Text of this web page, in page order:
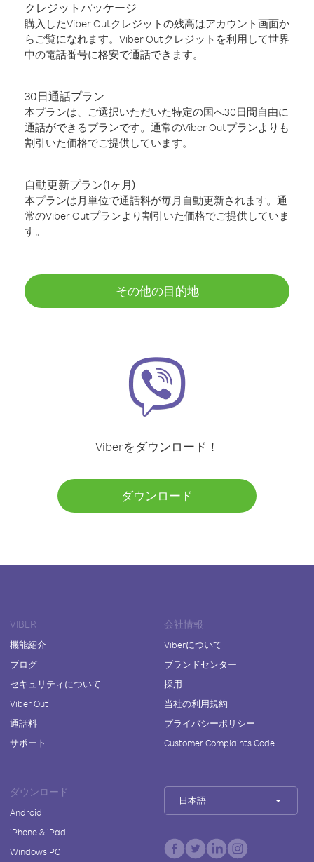
クレジットパッケージ
購入したViber Outクレジットの残高はアカウント画面か
らご覧になれます。Viber Outクレジットを利用して世界
中の電話番号に格安で通話できます。
30日通話プラン
本プランは、ご選択いただいた特定の国へ30日間自由に
通話ができるプランです。通常のViber Outプランよりも
割引いた価格でご提供しています。
自動更新プラン(1ヶ月)
本プランは月単位で通話料が毎月自動更新されます。通
常のViber Outプランより割引いた価格でご提供していま
す。
その他の目的地
Viberをダウンロード！
ダウンロード
VIBER
機能紹介
ブログ
セキュリティについて
Viber Out
通話料
サポート
会社情報
Viberについて
ブランドセンター
採用
当社の利用規約
プライバシーポリシー
Customer Complaints Code
ダウンロード
Android
iPhone & iPad
Windows PC
日本語